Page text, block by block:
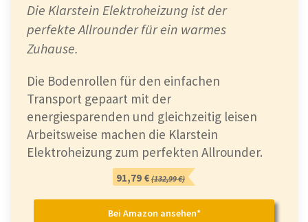
Die Klarstein Elektroheizung ist der
perfekte Allrounder für ein warmes
Zuhause.
Die Bodenrollen für den einfachen
Transport gepaart mit der
energiesparenden und gleichzeitig leisen
Arbeitsweise machen die Klarstein
Elektroheizung zum perfekten Allrounder.
91,79 € (132,99 €)
Bei Amazon ansehen*